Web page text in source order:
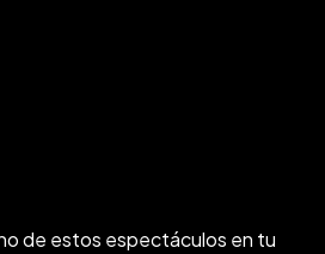
de estos espectáculos en tu